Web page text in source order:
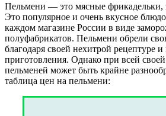
Пельмени — это мясные фрикадельки,
Это популярное и очень вкусное
каждом магазине России в виде
полуфабрикатов. Пельмени обрели
благодаря своей нехитрой рецептуре и
приготовления. Однако при всей
пельменей может быть крайне
таблица цен на пельмени: